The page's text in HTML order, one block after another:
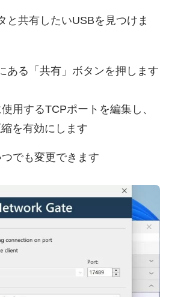
と共有したいUSBを見つけま
ある「共有」ボタンを押します
用するTCPポートを編集し、
を有効にします
でも変更できます